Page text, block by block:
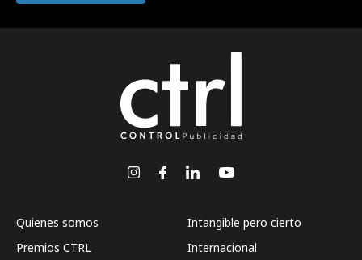
Quienes somos
Premios CTRL
Intangible pero cierto
Internacional